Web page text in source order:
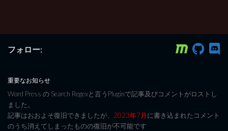
フォロー:
重要なお知らせ
Word Press の Search Regexと言うPluginで記事及びコメントがロストし
ました。
記事はおおよそ復旧できましたが、 2023年7月に書き込まれたコメント
のうち消えてしまったものの復旧が不可能です